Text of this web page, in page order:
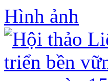
Hình ảnh